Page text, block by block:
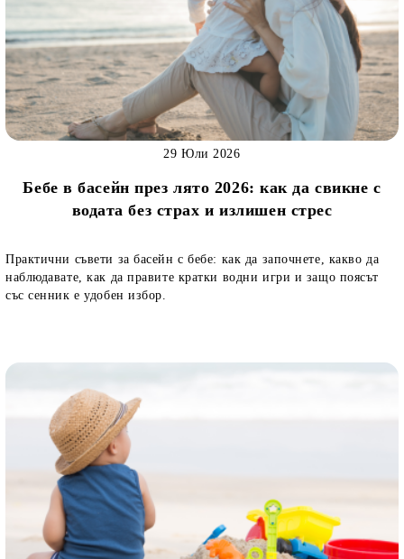
Бебе в басейн през лято 2026: как да свикне с
водата без страх и излишен стрес
29 Юли 2026
Практични съвети за басейн с бебе: как да започнете, какво да
наблюдавате, как да правите кратки водни игри и защо поясът
със сенник е удобен избор.